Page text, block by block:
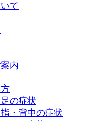
て
内
の症状
・背中の症状